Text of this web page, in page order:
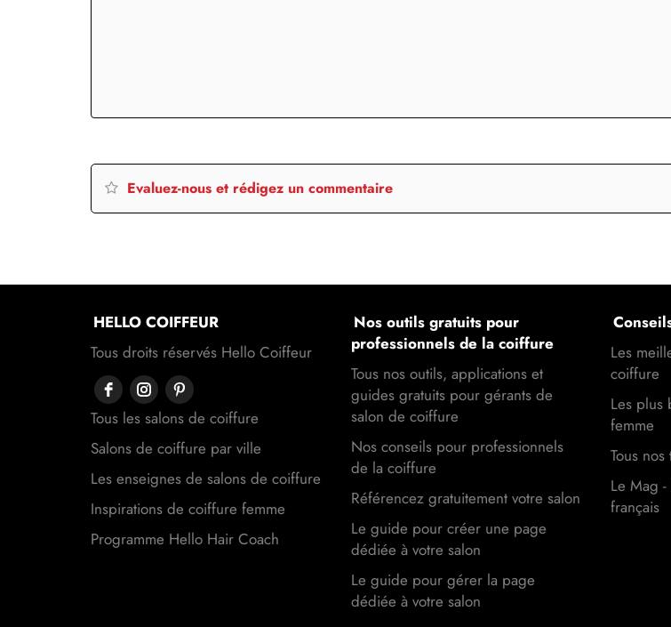
Evaluez-nous et rédigez un commentaire
HELLO COIFFEUR
Tous droits réservés Hello Coiffeur
Tous les salons de coiffure
Salons de coiffure par ville
Les enseignes de salons de coiffure
Inspirations de coiffure femme
Programme Hello Hair Coach
Nos outils gratuits pour
professionnels de la coiffure
Tous nos outils, applications et
guides gratuits pour gérants de
salon de coiffure
Nos conseils pour professionnels
de la coiffure
Référencez gratuitement votre salon
Le guide pour créer une page
dédiée à votre salon
Le guide pour gérer la page
dédiée à votre salon
Les
coiffure
Les plus
femme
Tous
Le Mag
français